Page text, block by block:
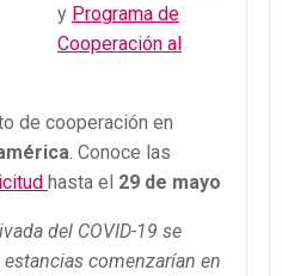
y Programa de
Cooperación al
de cooperación en
. Conoce las
hasta el 29 de mayo
del COVID-19 se
comenzarían en